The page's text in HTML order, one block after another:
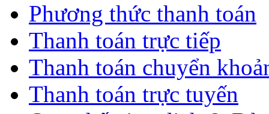
Phương thức thanh toán
Thanh toán trực tiếp
Thanh toán chuyển
Thanh toán trực tuyến